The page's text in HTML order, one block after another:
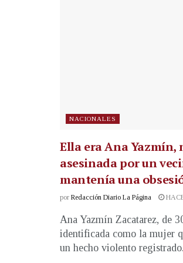
NACIONALES
Ella era Ana Yazmín,
asesinada por un
mantenía una
por Redacción Diario La Página
Ana Yazmín Zacatarez, de
identificada como la mujer
un hecho violento